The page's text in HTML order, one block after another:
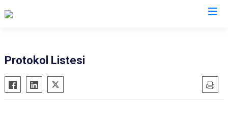
Acıgöl
Avanos
Protokol Listesi